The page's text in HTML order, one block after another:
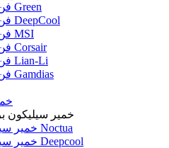
فن کیس Green
فن کیس DeepCool
فن کیس MSI
فن کیس Corsair
فن کیس Lian-Li
فن کیس Gamdias
خمیر سیلیکون
خمیر سیلیکون Noctua
خمیر سیلیکون Deepcool